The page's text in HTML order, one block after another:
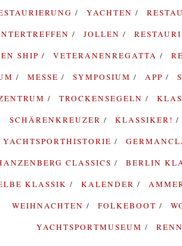
YACHTEN
JOLLEN
SHIP
VETERANENREGATTA
MESSE SYMPOSIUM APP
TROCKENSEGELN
SCHÄRENKREUZER
KLASSIKER!
YACHTSPORTHISTORIE
CLASSICS
BERLIN
KLASSIK
KALENDER
WEIHNACHTEN
FOLKEBOOT
YACHTSPORTMUSEUM